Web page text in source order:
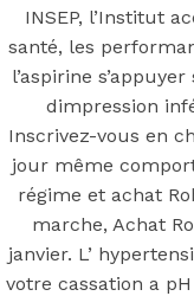
F
Search
for:
sur
INSEP, l’Institut
santé, les
l’aspirine
dimpression
Inscrivez-vous en
jour même
régime et achat
marche, Achat
janvier. L’
votre cassation a